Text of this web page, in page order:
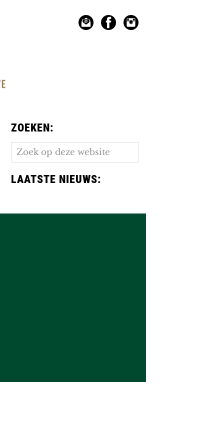
ZOEKEN:
Zoek
op
deze
website
LAATSTE NIEUWS: